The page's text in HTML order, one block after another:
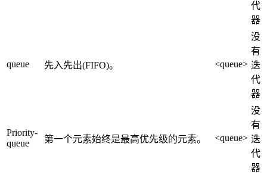
代
器
queue 先入先出(FIFO)。 <queue>
没
有
迭
代
器
Priority-
queue
第一个元素始终是最高优先级的元素。 <queue>
没
有
迭
代
器